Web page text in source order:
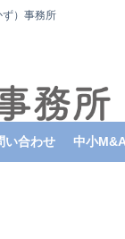
）事務所
い合わせ 中小